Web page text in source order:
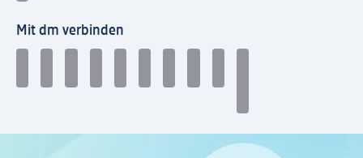
Mit dm verbinden